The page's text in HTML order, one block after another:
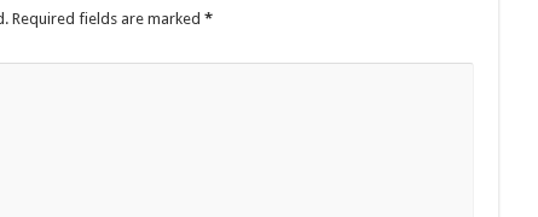
Required fields are marked *